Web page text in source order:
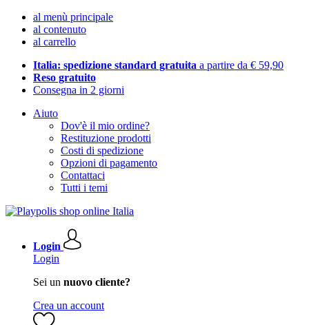
al menù principale
al contenuto
al carrello
Italia: spedizione standard gratuita a partire da € 59,90
Reso gratuito
Consegna in 2 giorni
Aiuto
Dov'è il mio ordine?
Restituzione prodotti
Costi di spedizione
Opzioni di pagamento
Contattaci
Tutti i temi
Login
Login
Sei un nuovo cliente?
Crea un account